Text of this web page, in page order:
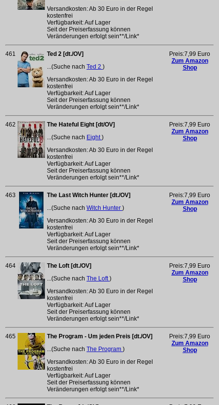
Versandkosten: Ab 30 Euro in der Regel
kostenfrei
Verfügbarkeit: Auf Lager
Seit der Preiserfassung können
Veränderungen erfolgt sein**/Link*
461
Ted 2 [dt./OV]
...(Suche nach Ted 2 )
Versandkosten: Ab 30 Euro in der Regel
kostenfrei
Verfügbarkeit: Auf Lager
Seit der Preiserfassung können
Veränderungen erfolgt sein**/Link*
Preis:7,99 Euro
Zum Amazon
Shop
462
The Hateful Eight [dt/OV]
...(Suche nach Eight)
Versandkosten: Ab 30 Euro in der Regel
kostenfrei
Verfügbarkeit: Auf Lager
Seit der Preiserfassung können
Veränderungen erfolgt sein**/Link*
Preis:7,99 Euro
Zum Amazon
Shop
463
The Last Witch Hunter [dt./OV]
...(Suche nach Witch Hunter )
Versandkosten: Ab 30 Euro in der Regel
kostenfrei
Verfügbarkeit: Auf Lager
Seit der Preiserfassung können
Veränderungen erfolgt sein**/Link*
Preis:7,99 Euro
Zum Amazon
Shop
464
The Loft [dt./OV]
...(Suche nach The Loft)
Versandkosten: Ab 30 Euro in der Regel
kostenfrei
Verfügbarkeit: Auf Lager
Seit der Preiserfassung können
Veränderungen erfolgt sein**/Link*
Preis:7,99 Euro
Zum Amazon
Shop
465
The Program - Um jeden Preis [dt./OV]
...(Suche nach The Program )
Versandkosten: Ab 30 Euro in der Regel
kostenfrei
Verfügbarkeit: Auf Lager
Seit der Preiserfassung können
Veränderungen erfolgt sein**/Link*
Preis:7,99 Euro
Zum Amazon
Shop